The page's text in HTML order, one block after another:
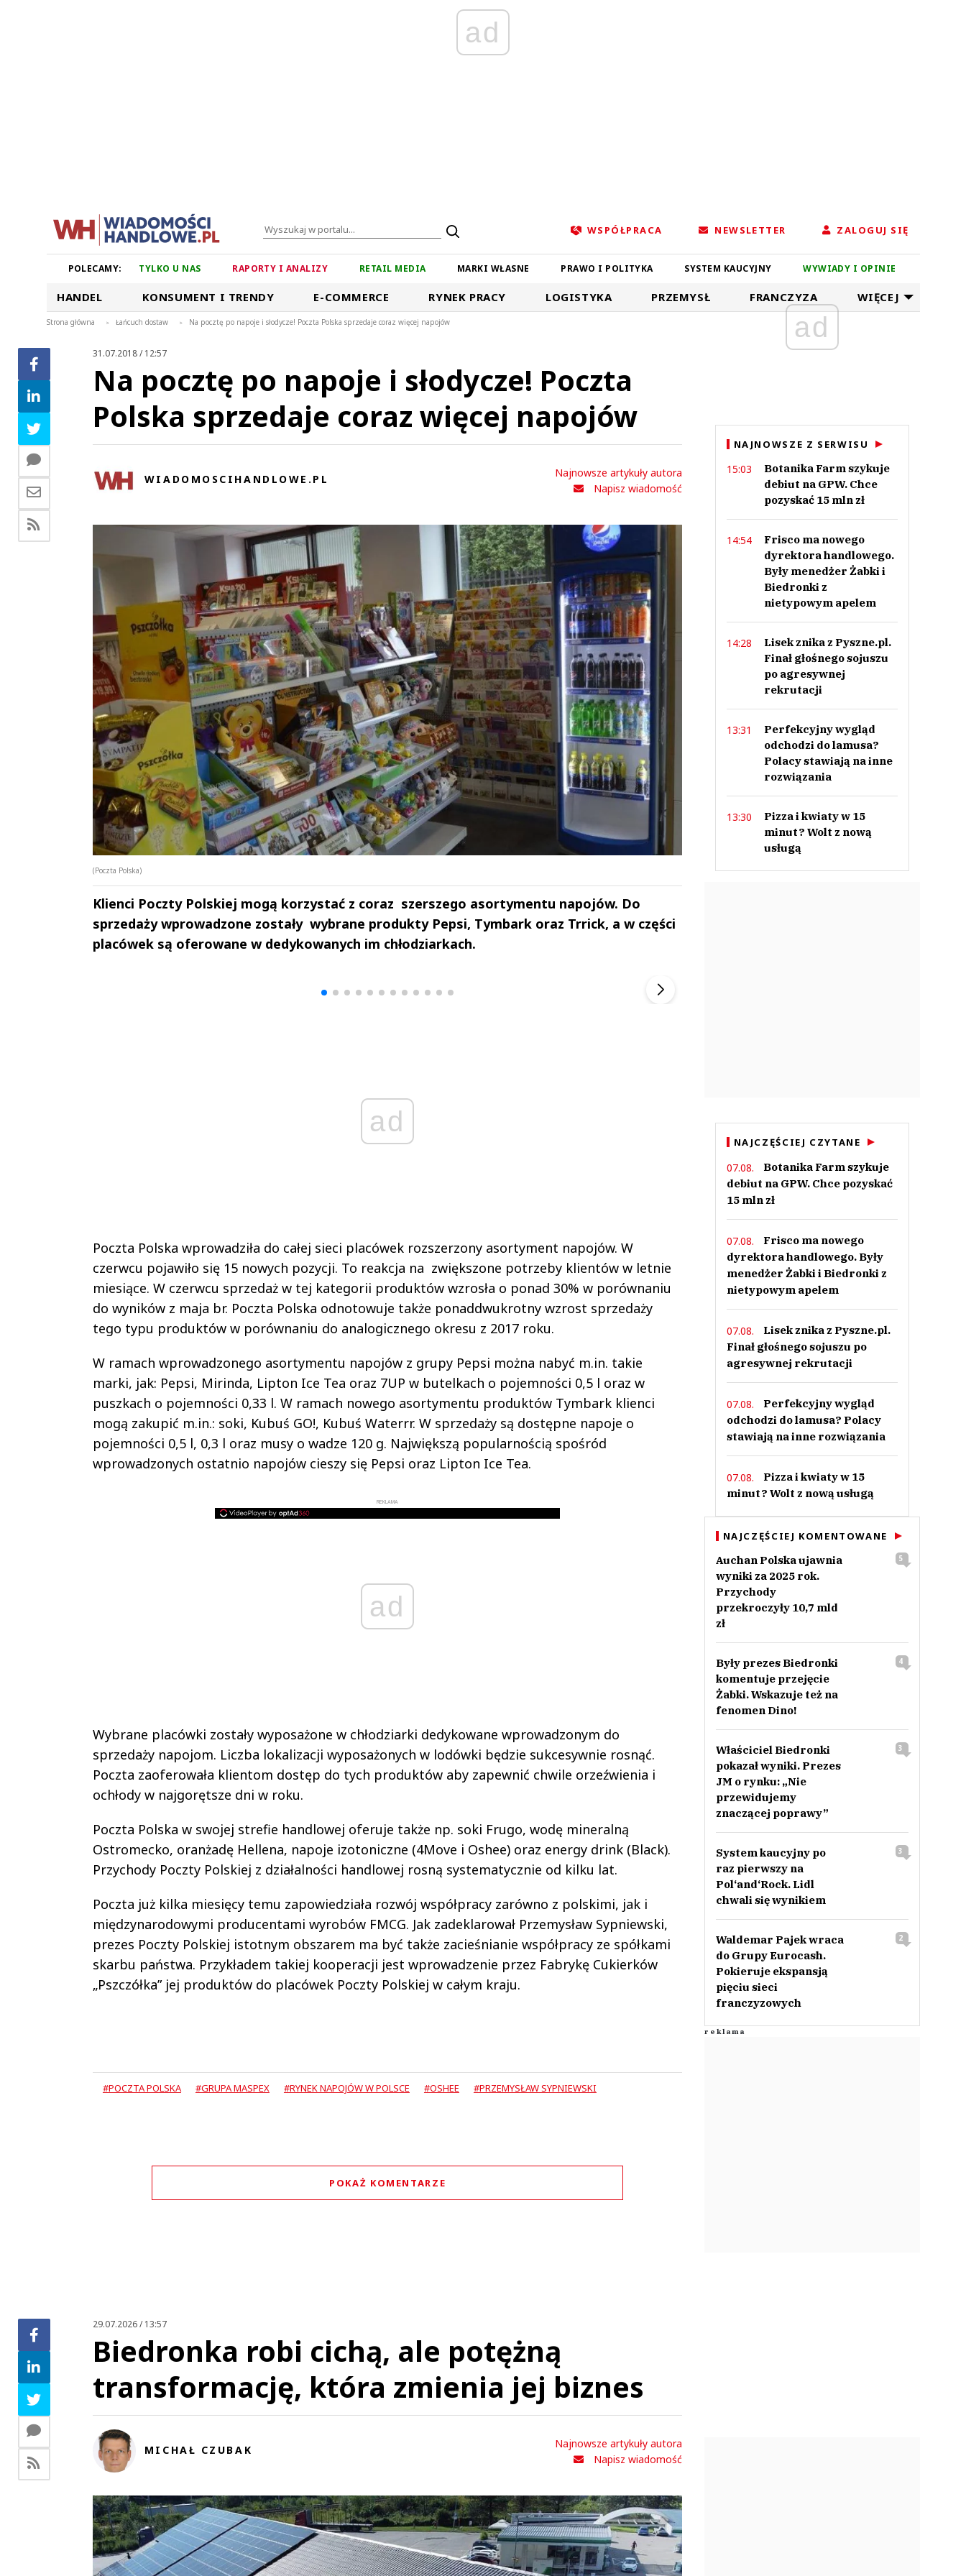
ad
WSPÓŁPRACA NEWSLETTER ZALOGUJ SIĘ
POLECAMY: TYLKO U NAS RAPORTY I ANALIZY RETAIL MEDIA MARKI WŁASNE PRAWO I POLITYKA SYSTEM KAUCYJNY WYWIADY I OPINIE
HANDEL KONSUMENT I TRENDY E-COMMERCE RYNEK PRACY LOGISTYKA PRZEMYSŁ FRANCZYZA WIĘCEJ
Strona główna > Łańcuch dostaw > Na pocztę po napoje i słodycze! Poczta Polska sprzedaje coraz więcej napojów
31.07.2018 / 12:57
Na pocztę po napoje i słodycze! Poczta
Polska sprzedaje coraz więcej napojów
WIADOMOSCIHANDLOWE.PL
Najnowsze artykuły autora
Napisz wiadomość
(Poczta Polska)
Klienci Poczty Polskiej mogą korzystać z coraz szerszego asortymentu napojów. Do
sprzedaży wprowadzone zostały wybrane produkty Pepsi, Tymbark oraz Trrick, a w części
placówek są oferowane w dedykowanych im chłodziarkach.
ad
Poczta Polska wprowadziła do całej sieci placówek rozszerzony asortyment napojów. W
czerwcu pojawiło się 15 nowych pozycji. To reakcja na zwiększone potrzeby klientów w letnie
miesiące. W czerwcu sprzedaż w tej kategorii produktów wzrosła o ponad 30% w porównaniu
do wyników z maja br. Poczta Polska odnotowuje także ponaddwukrotny wzrost sprzedaży
tego typu produktów w porównaniu do analogicznego okresu z 2017 roku.
W ramach wprowadzonego asortymentu napojów z grupy Pepsi można nabyć m.in. takie
marki, jak: Pepsi, Mirinda, Lipton Ice Tea oraz 7UP w butelkach o pojemności 0,5 l oraz w
puszkach o pojemności 0,33 l. W ramach nowego asortymentu produktów Tymbark klienci
mogą zakupić m.in.: soki, Kubuś GO!, Kubuś Waterrr. W sprzedaży są dostępne napoje o
pojemności 0,5 l, 0,3 l oraz musy o wadze 120 g. Największą popularnością spośród
wprowadzonych ostatnio napojów cieszy się Pepsi oraz Lipton Ice Tea.
REKLAMA
ad
Wybrane placówki zostały wyposażone w chłodziarki dedykowane wprowadzonym do
sprzedaży napojom. Liczba lokalizacji wyposażonych w lodówki będzie sukcesywnie rosnąć.
Poczta zaoferowała klientom dostęp do tych produktów aby zapewnić chwile orzeźwienia i
ochłody w najgorętsze dni w roku.
Poczta Polska w swojej strefie handlowej oferuje także np. soki Frugo, wodę mineralną
Ostromecko, oranżadę Hellena, napoje izotoniczne (4Move i Oshee) oraz energy drink (Black).
Przychody Poczty Polskiej z działalności handlowej rosną systematycznie od kilku lat.
Poczta już kilka miesięcy temu zapowiedziała rozwój współpracy zarówno z polskimi, jak i
międzynarodowymi producentami wyrobów FMCG. Jak zadeklarował Przemysław Sypniewski,
prezes Poczty Polskiej istotnym obszarem ma być także zacieśnianie współpracy ze spółkami
skarbu państwa. Przykładem takiej kooperacji jest wprowadzenie przez Fabrykę Cukierków
„Pszczółka” jej produktów do placówek Poczty Polskiej w całym kraju.
#POCZTA POLSKA #GRUPA MASPEX #RYNEK NAPOJÓW W POLSCE #OSHEE #PRZEMYSŁAW SYPNIEWSKI
POKAŻ KOMENTARZE
This comment was minimized by the moderator on the site
Poczta powinna sprzedać koperty i produkty do nadania przesyłki A nie bawić się w sklep spożywczy tylko podpasek brakuje nic się na poczcie nie
1111
02.08.2018 / 00:52
This comment was minimized by the moderator on the site
Andrzej i Marta
Marta i Andrzej
ad
NAJNOWSZE Z SERWISU
15:03
Botanika Farm szykuje
debiut na GPW. Chce
pozyskać 15 mln zł
14:54
Frisco ma nowego
dyrektora handlowego.
Były menedżer Żabki i
Biedronki z
nietypowym apelem
14:28
Lisek znika z Pyszne.pl.
Finał głośnego sojuszu
po agresywnej
rekrutacji
13:31
Perfekcyjny wygląd
odchodzi do lamusa?
Polacy stawiają na inne
rozwiązania
13:30
Pizza i kwiaty w 15
minut? Wolt z nową
usługą
NAJCZĘŚCIEJ CZYTANE
07.08.
Botanika Farm szykuje
debiut na GPW. Chce pozyskać
15 mln zł
07.08.
Frisco ma nowego
dyrektora handlowego. Były
menedżer Żabki i Biedronki z
nietypowym apelem
07.08.
Lisek znika z Pyszne.pl.
Finał głośnego sojuszu po
agresywnej rekrutacji
07.08.
Perfekcyjny wygląd
odchodzi do lamusa? Polacy
stawiają na inne rozwiązania
07.08.
Pizza i kwiaty w 15
minut? Wolt z nową usługą
NAJCZĘŚCIEJ KOMENTOWANE
Auchan Polska ujawnia
wyniki za 2025 rok.
Przychody
przekroczyły 10,7 mld
zł
5
Były prezes Biedronki
komentuje przejęcie
Żabki. Wskazuje też na
fenomen Dino!
4
Właściciel Biedronki
pokazał wyniki. Prezes
JM o rynku: „Nie
przewidujemy
znaczącej poprawy”
3
System kaucyjny po
raz pierwszy na
Pol‘and‘Rock. Lidl
chwali się wynikiem
3
Waldemar Pajek wraca
do Grupy Eurocash.
Pokieruje ekspansją
pięciu sieci
franczyzowych
2
29.07.2026 / 13:57
Biedronka robi cichą, ale potężną
transformację, która zmienia jej biznes
MICHAŁ CZUBAK
Najnowsze artykuły autora
Napisz wiadomość